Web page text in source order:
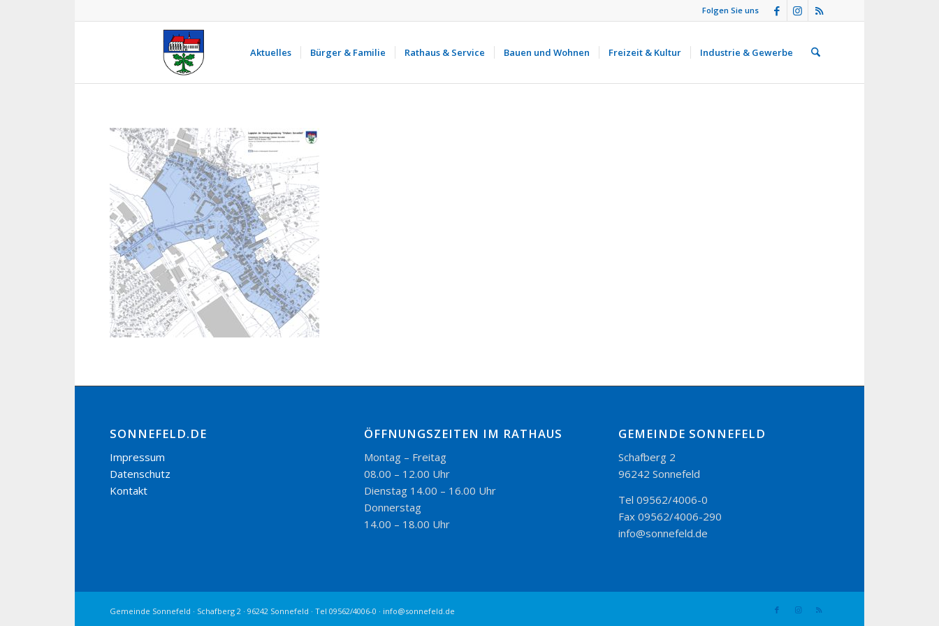
Folgen Sie uns
Aktuelles Bürger & Familie Rathaus & Service Bauen und Wohnen Freizeit & Kultur Industrie & Gewerbe
SONNEFELD.DE
Impressum
Datenschutz
Kontakt
ÖFFNUNGSZEITEN IM RATHAUS
Montag – Freitag
08.00 – 12.00 Uhr
Dienstag 14.00 – 16.00 Uhr
Donnerstag
14.00 – 18.00 Uhr
GEMEINDE SONNEFELD
Schafberg 2
96242 Sonnefeld
Tel 09562/4006-0
Fax 09562/4006-290
info@sonnefeld.de
Gemeinde Sonnefeld · Schafberg 2 · 96242 Sonnefeld · Tel 09562/4006-0 · info@sonnefeld.de